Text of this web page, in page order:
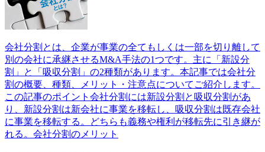
会社分割とは、企業が事業の全てもしくは一部を切り離して
別の会社に承継させるM&A手法の1つです。主に「新設分
割」と「吸収分割」の2種類があります。本記事では会社分
割の概要、種類、メリット・注意点についてご紹介します。
この記事のポイント会社分割には新設分割と吸収分割があ
り、新設分割は新会社に事業を移転し、吸収分割は既存会社
に事業を移転する。どちらも義務や権利が移転先に引き継が
れる。会社分割のメリット